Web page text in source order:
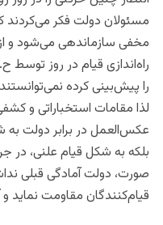
مسئولان دولت فکر می‌کردند
مخفی سازماندهی می‌شود و
راه‌اندازی قیام در روز توسط
را پیش‌بینی کرده
لذا مقامات استخباراتی و
عکس‌العمل در برابر دولت به
بلکه به شکل قیام علنی، در
صورت، دولت آمادگی قبلی
قیام‌کنندگان مقاومت نماید و